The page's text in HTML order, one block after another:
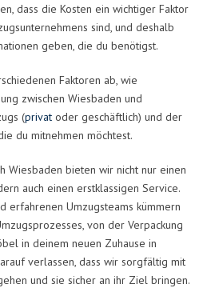
dass die Kosten ein wichtiger Faktor
sind, und deshalb
geben, die du benötigst.
Faktoren ab, wie
zwischen Wiesbaden und
(privat oder geschäftlich) und der
du mitnehmen möchtest.
Wiesbaden bieten wir nicht nur einen
auch einen erstklassigen Service.
erfahrenen Umzugsteams kümmern
von der Verpackung
in deinem neuen Zuhause in
verlassen, dass wir sorgfältig mit
und sie sicher an ihr Ziel bringen.